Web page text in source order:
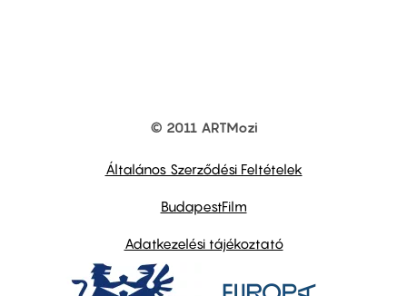
© 2011 ARTMozi
Általános Szerződési Feltételek
BudapestFilm
Adatkezelési tájékoztató